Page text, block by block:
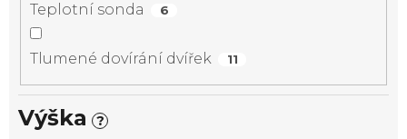
Teplotní sonda 6
Tlumené dovírání dvířek 11
Výška ?